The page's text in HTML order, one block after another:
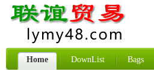
Home DownList Bags